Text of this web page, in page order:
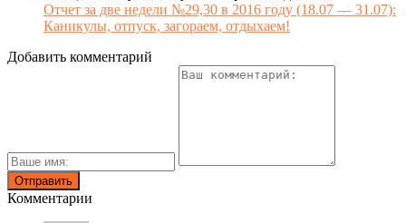
Отчет за две недели №29,30 в 2016 году (18.07 — 31.07):
Каникулы, отпуск, загораем, отдыхаем!
Добавить комментарий
Комментарии